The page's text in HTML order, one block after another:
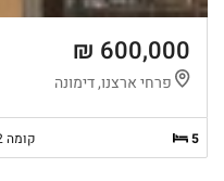
600,000 ₪
פרחי ארצנו, דימונה
5 קומה 2